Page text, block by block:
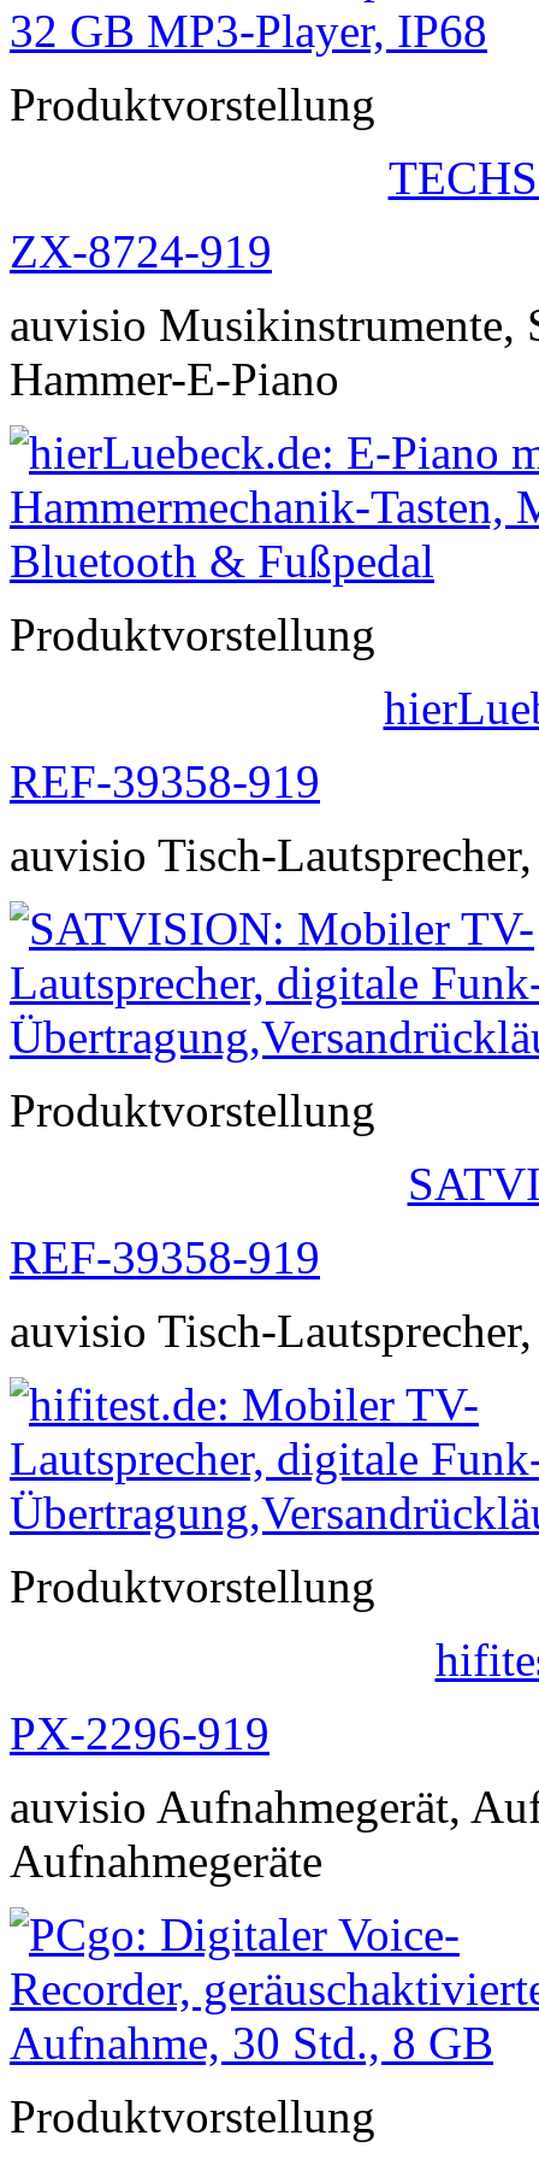
Produktvorstellung
ZX-8724-919
auvisio Musikinstrumente,
Hammer-E-Piano
Produktvorstellung
REF-39358-919
auvisio Tisch-
Produktvorstellung
REF-39358-919
auvisio Tisch-
Produktvorstellung
PX-2296-919
auvisio Aufnahmegerät,
Aufnahmegeräte
Produktvorstellung